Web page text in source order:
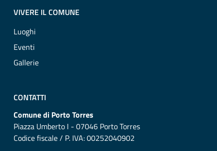
VIVERE IL COMUNE
Luoghi
Eventi
Gallerie
CONTATTI
Comune di Porto Torres
Piazza Umberto I - 07046 Porto Torres
Codice fiscale / P. IVA: 00252040902